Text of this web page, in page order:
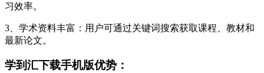
习效率。
3、学术资料丰富：用户可通过关键词搜索获取课程、教材和
最新论文。
学到汇下载手机版优势：